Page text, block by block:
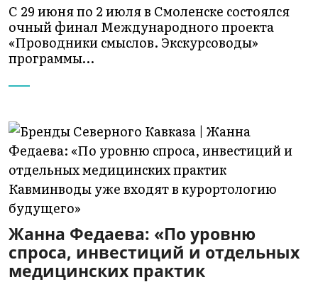
С 29 июня по 2 июля в Смоленске состоялся
очный финал Международного проекта
«Проводники смыслов. Экскурсоводы»
программы…
Жанна Федаева: «По уровню
спроса, инвестиций и отдельных
медицинских практик